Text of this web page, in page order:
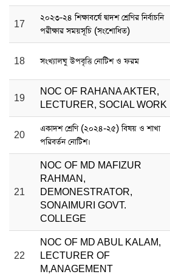
17
২০২৩-২৪ শিক্ষাবর্ষে দ্বাদশ শ্রেণির নির্বাচনি
পরীক্ষার সময়সূচি (সংশোধিত)
18 সংখ্যালঘু উপবৃত্তি নোটিশ ও ফরম
19
NOC OF RAHANA AKTER,
LECTURER, SOCIAL WORK
20
একাদশ শ্রেণি (২০২৪-২৫) বিষয় ও শাখা
পরিবর্তন নোটিশ।
21
NOC OF MD MAFIZUR
RAHMAN,
DEMONESTRATOR,
SONAIMURI GOVT.
COLLEGE
22
NOC OF MD ABUL KALAM,
LECTURER OF
M,ANAGEMENT